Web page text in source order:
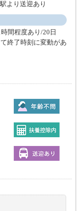
より送迎あり
間程度あり/20日
終了時刻に変動があ